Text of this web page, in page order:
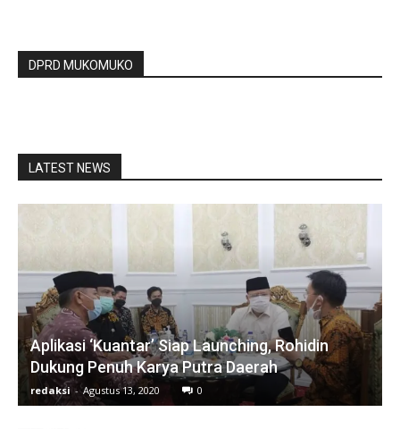
DPRD MUKOMUKO
LATEST NEWS
Aplikasi ‘Kuantar’ Siap Launching, Rohidin
Dukung Penuh Karya Putra Daerah
redaksi - Agustus 13, 2020 0